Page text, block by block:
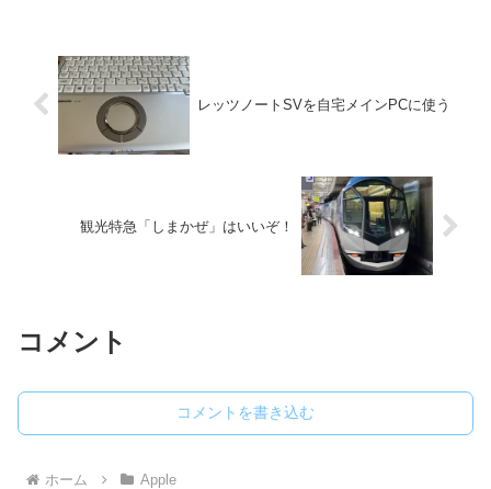
レッツノートSVを自宅メインPCに使う
観光特急「しまかぜ」はいいぞ！
コメント
コメントを書き込む
ホーム Apple